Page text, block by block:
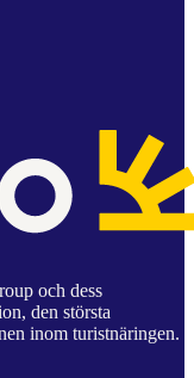
och dess
den största
inom turistnäringen.